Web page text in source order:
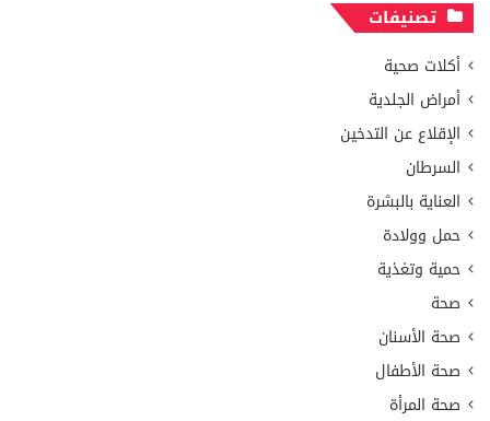
تصنيفات
أكلات صحية
أمراض الجلدية
الإقلاع عن التدخين
السرطان
العناية بالبشرة
حمل وولادة
حمية وتغذية
صحة
صحة الأسنان
صحة الأطفال
صحة المرأة